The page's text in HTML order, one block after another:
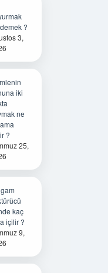
?
3,
iki
ne
?
25,
kaç
içilir ?
9,